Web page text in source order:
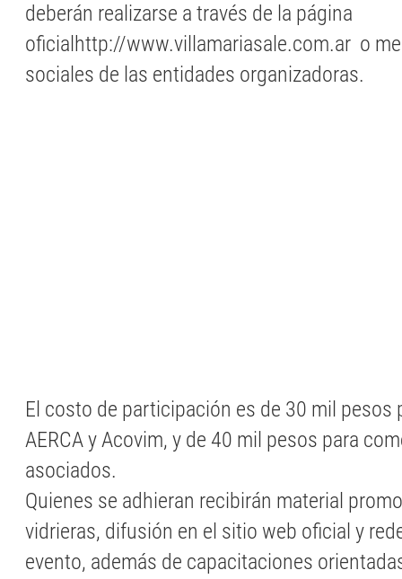
deberán realizarse a través de la página
oficialhttp://www.villamariasale.com.ar o
sociales de las entidades organizadoras.
El costo de participación es de 30 mil pesos
AERCA y Acovim, y de 40 mil pesos para
asociados.
Quienes se adhieran recibirán material
vidrieras, difusión en el sitio web oficial y
evento, además de capacitaciones